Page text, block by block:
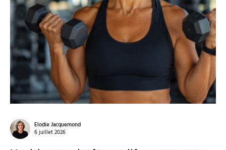
Elodie Jacquemond
6 juillet 2026